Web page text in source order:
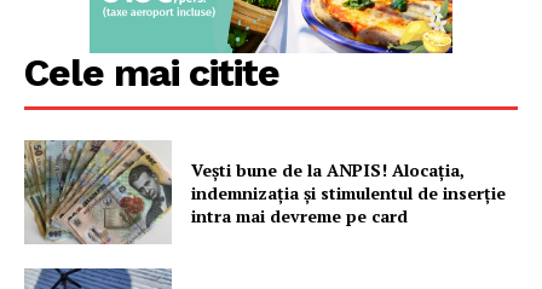
Cele mai citite
Vești bune de la ANPIS! Alocația,
indemnizația și stimulentul de inserție
intra mai devreme pe card